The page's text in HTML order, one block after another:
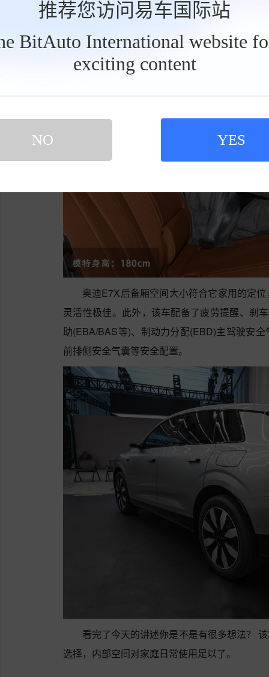
推荐您访问易车国际站
BitAuto International website
exciting content
NO YES
K。
奥迪E7X后备厢空间大小符合它家用的定
灵活性极佳。此外，该车配备了疲劳提醒、刹
助(EBA/BAS等)、制动力分配(EBD)主驾驶安
前排侧安全气囊等安全配置。
看完了今天的讲述你是不是有很多想法？
选择，内部空间对家庭日常使用足以了。